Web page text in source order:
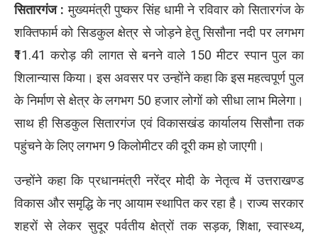
सितारगंज : मुख्यमंत्री पुष्कर सिंह धामी ने रविवार को सितारगंज के
शक्तिफार्म को सिडकुल क्षेत्र से जोड़ने हेतु सिसौना नदी पर लगभग
₹11.41 करोड़ की लागत से बनने वाले 150 मीटर स्पान पुल का
शिलान्यास किया। इस अवसर पर उन्होंने कहा कि इस महत्वपूर्ण पुल
के निर्माण से क्षेत्र के लगभग 50 हजार लोगों को सीधा लाभ मिलेगा।
साथ ही सिडकुल सितारगंज एवं विकासखंड कार्यालय सिसौना तक
पहुंचने के लिए लगभग 9 किलोमीटर की दूरी कम हो जाएगी।
उन्होंने कहा कि प्रधानमंत्री नरेंद्र मोदी के नेतृत्व में उत्तराखण्ड
विकास और समृद्धि के नए आयाम स्थापित कर रहा है। राज्य सरकार
शहरों से लेकर सुदूर पर्वतीय क्षेत्रों तक सड़क, शिक्षा, स्वास्थ्य,